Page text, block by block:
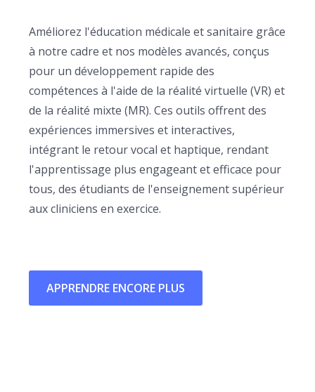
Améliorez l'éducation médicale et sanitaire grâce
à notre cadre et nos modèles avancés, conçus
pour un développement rapide des
compétences à l'aide de la réalité virtuelle (VR) et
de la réalité mixte (MR). Ces outils offrent des
expériences immersives et interactives,
intégrant le retour vocal et haptique, rendant
l'apprentissage plus engageant et efficace pour
tous, des étudiants de l'enseignement supérieur
aux cliniciens en exercice.
APPRENDRE ENCORE PLUS